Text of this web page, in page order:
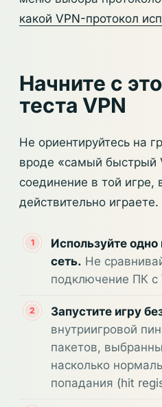
какой VPN-протокол
Начните с
теста VPN
Не ориентируйтесь на
вроде «самый быстрый
соединение в той игре,
действительно играете.
Используйте одно
сеть. Не
подключение ПК с
Запустите игру
внутриигровой
пакетов,
насколько
попадания (hit